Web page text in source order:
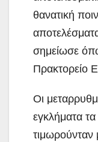
θανατική
σημείωσε
Πρακτορείο
Οι
εγκλήματα